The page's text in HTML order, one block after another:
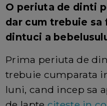
O periuta de dinti
dar cum trebuie
dintuci a
Prima periuta de
trebuie cumparata
luni, cand incep sa